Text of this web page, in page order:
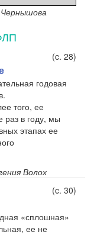
(c. 28)
годовая
того, ее
раз в году, мы
этапах ее
Волох
(c. 30)
«сплошная»
ее не